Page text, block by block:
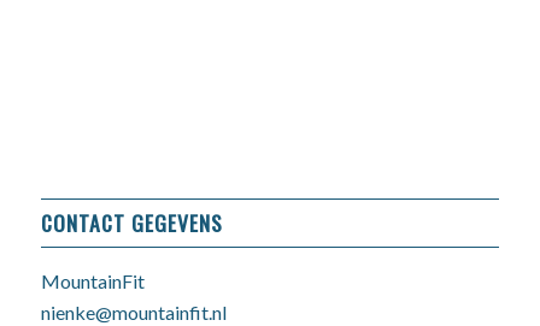
CONTACT GEGEVENS
MountainFit
nienke@mountainfit.nl